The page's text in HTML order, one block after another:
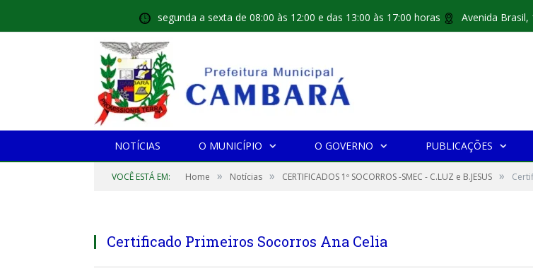
segunda a sexta de 08:00 às 12:00 e das 13:00 às 17:00 horas Avenida Brasil,
NOTÍCIAS O MUNICÍPIO O GOVERNO PUBLICAÇÕES
VOCÊ ESTÁ EM: Home » Notícias » CERTIFICADOS 1º SOCORROS -SMEC - C.LUZ e B.JESUS »
Certificado Primeiros Socorros Ana Celia